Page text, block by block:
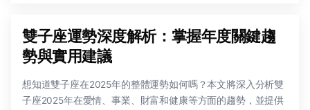
雙子座運勢深度解析：掌握年度關鍵趨
勢與實用建議
想知道雙子座在2025年的整體運勢如何嗎？本文將深入分析雙
子座2025年在愛情、事業、財富和健康等方面的趨勢，並提供